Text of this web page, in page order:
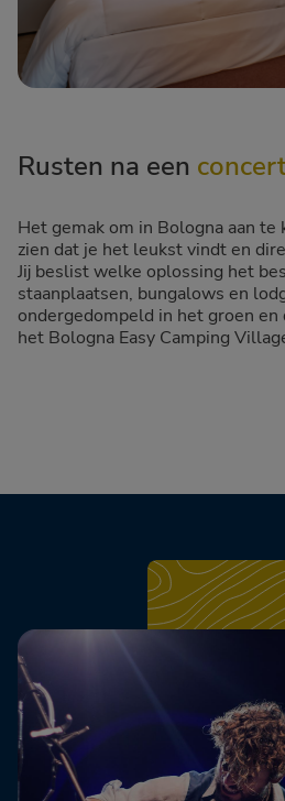
Rusten na een
Het gemak om in Bologna aan te
zien dat je het leukst vindt en
Jij beslist welke oplossing het
staanplaatsen, bungalows en
ondergedompeld in het groen en
het Bologna Easy Camping